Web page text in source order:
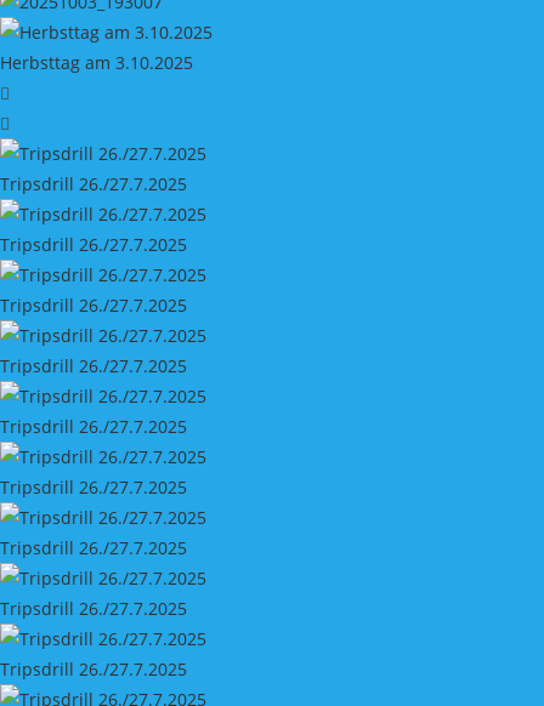
Herbsttag am 3.10.2025
Tripsdrill 26./27.7.2025
Tripsdrill 26./27.7.2025
Tripsdrill 26./27.7.2025
Tripsdrill 26./27.7.2025
Tripsdrill 26./27.7.2025
Tripsdrill 26./27.7.2025
Tripsdrill 26./27.7.2025
Tripsdrill 26./27.7.2025
Tripsdrill 26./27.7.2025